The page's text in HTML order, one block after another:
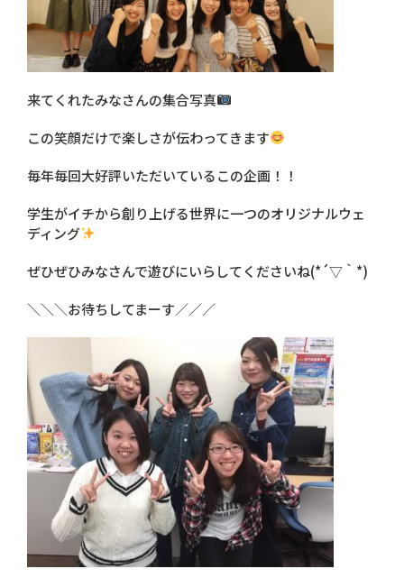
来てくれたみなさんの集合写真
この笑顔だけで楽しさが伝わってきます
毎年毎回大好評いただいているこの企画！！
学生がイチから創り上げる世界に一つのオリジナルウェ
ディング
ぜひぜひみなさんで遊びにいらしてくださいね(*´▽｀*)
＼＼＼お待ちしてまーす／／／